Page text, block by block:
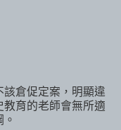
倉促定案，明顯違
育的老師會無所適